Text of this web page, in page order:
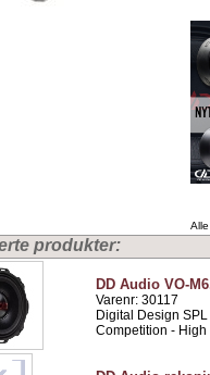
produkter:
DD Audio VO-
Varenr: 30117
Digital Design
Competition - High